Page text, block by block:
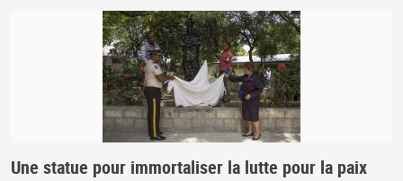
Une statue pour immortaliser la lutte pour la paix